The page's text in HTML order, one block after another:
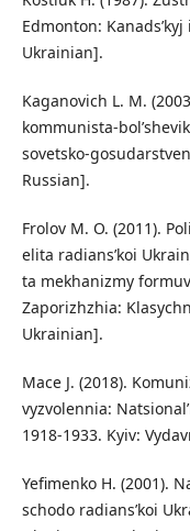
Edmonton:
Ukrainian].
Kaganovich L. M.
kommunista-
sovetsko-
Russian].
Frolov M. O. (2011).
elita radians’koi
ta mekhanizmy
Zaporizhzhia:
Ukrainian].
Mace J. (2018).
vyzvolennia:
1918-1933. Kyiv:
Yefimenko H. (2001).
schodo radians’koi